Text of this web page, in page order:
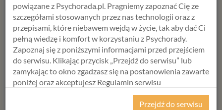
Jeśli chce się odnosić sukcesy w piłce nożnej, to
obowiązkowo poza dobrą piłką trzeba mieć swojego
ukochanego kota. I nie jest to żart. Neurolog Patrick House z
Uniwersytetu Stanforda (nie z jakiegoś byle jakiego ale
właśnie Stanforda) odkrył i potwierdził, że drużyny które
awansują do ćwierć finałów, reprezentują kraje w których
odsetek toksoplazmozy czyli choroby przenoszonej przez
koty jest najwyższy. Ostatnie dane z roku 2006
zakażeń), Argentyna (52%), Francja (45%), Hiszpania (44%) i
Niemcy (43%). To są drużyny, które wygrały 8 z ostatnich 10
powiązane z Psychorada.pl. Pragniemy zapoznać Cię ze
szczegółami stosowanych przez nas technologii oraz z
przepisami, które niebawem wejdą w życie, tak aby dać Ci
pełną wiedzę i komfort w korzystaniu z Psychorady.
Zapoznaj się z poniższymi informacjami przed przejściem
do serwisu. Klikając przycisk „Przejdź do serwisu” lub
zamykając to okno zgadzasz się na postanowienia zawarte
poniżej oraz akceptujesz Regulamin serwisu
Przejdź do serwisu